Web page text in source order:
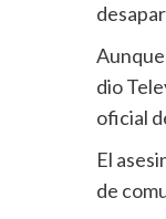
dio
oficial
El
de